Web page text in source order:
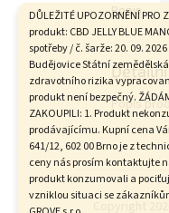
DŮLEŽITÉ UPOZORNĚNÍ PRO
produkt: CBD JELLY BLUE
spotřeby / č. šarže: 20. 09.
Budějovice Státní
zdravotního rizika
produkt není bezpečný.
ZAKOUPILI: 1. Produkt
prodávajícímu. Kupní cena
641/12, 602 00 Brno je z
ceny nás prosím kontaktujte
produkt konzumovali a
vzniklou situaci se
Popis
Popis